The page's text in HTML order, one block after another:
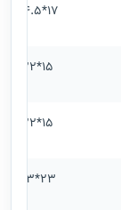
17*24.5
15*22
15*22
23*23